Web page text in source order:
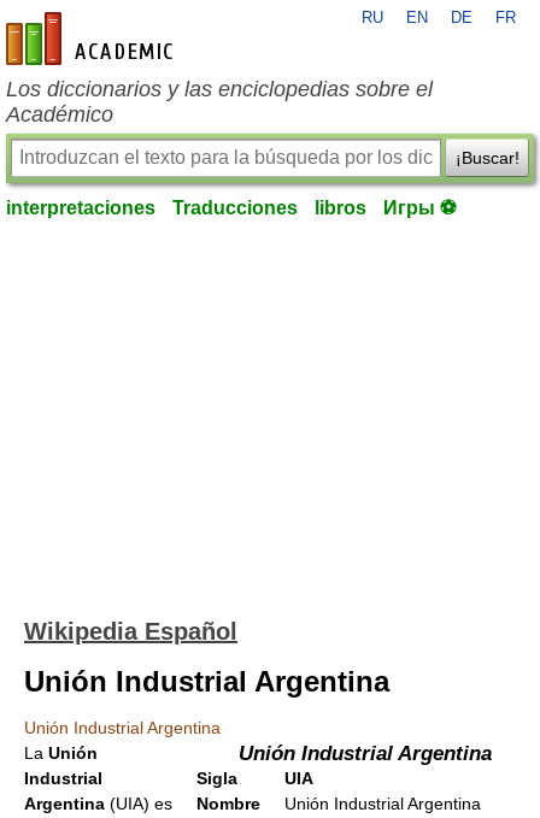
es-academic.com
RU EN DE FR
Los diccionarios y las enciclopedias sobre el
Académico
¡Buscar!
interpretaciones Traducciones libros Игры ⚽
Wikipedia Español
Unión Industrial Argentina
Unión Industrial Argentina
Unión Industrial Argentina
Sigla
UIA
Nombre
Unión Industrial Argentina
La Unión
Industrial
Argentina (UIA) es